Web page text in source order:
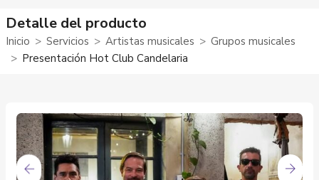
Detalle del producto
Inicio Servicios Artistas musicales
Grupos musicales
Presentación Hot Club Candelaria